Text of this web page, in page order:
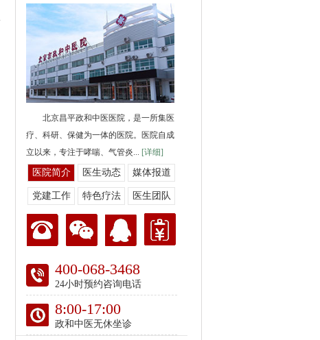
北京昌平政和中医医院，是一所集医
疗、科研、保健为一体的医院。医院自成
立以来，专注于哮喘、气管炎... [详细]
医院简介 医生动态 媒体报道
党建工作 特色疗法 医生团队
400-068-3468
24小时预约咨询电话
8:00-17:00
政和中医无休坐诊